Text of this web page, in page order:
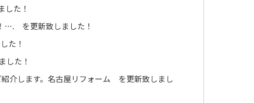
た！
…. を更新致しました！
た！
した！
介します。名古屋リフォーム を更新致しまし